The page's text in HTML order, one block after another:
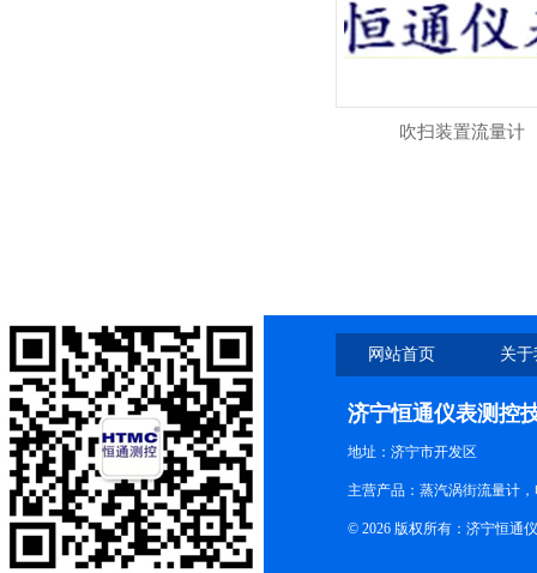
吹扫装置流量计
网站首页 关
济宁恒通仪表测控
地址：济宁市开发区
主营产品：蒸汽涡街流量计
© 2026 版权所有：济宁恒通